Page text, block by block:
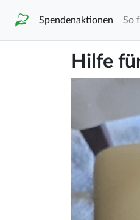
Spendenaktionen So
Hilfe